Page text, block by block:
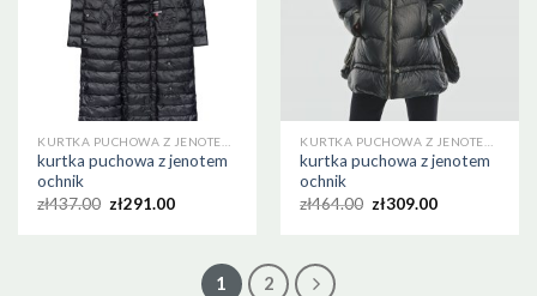
kurtka puchowa z jenotem
ochnik
zł437.00 zł291.00
kurtka puchowa z jenotem
ochnik
zł464.00 zł309.00
1 2